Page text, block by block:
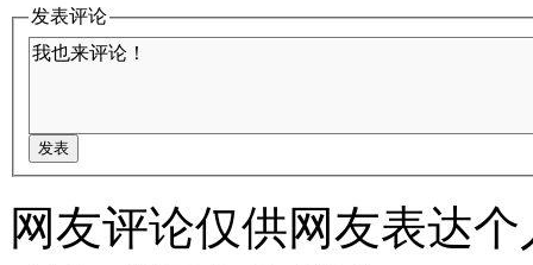
发表评论
网友评论仅供网友表达